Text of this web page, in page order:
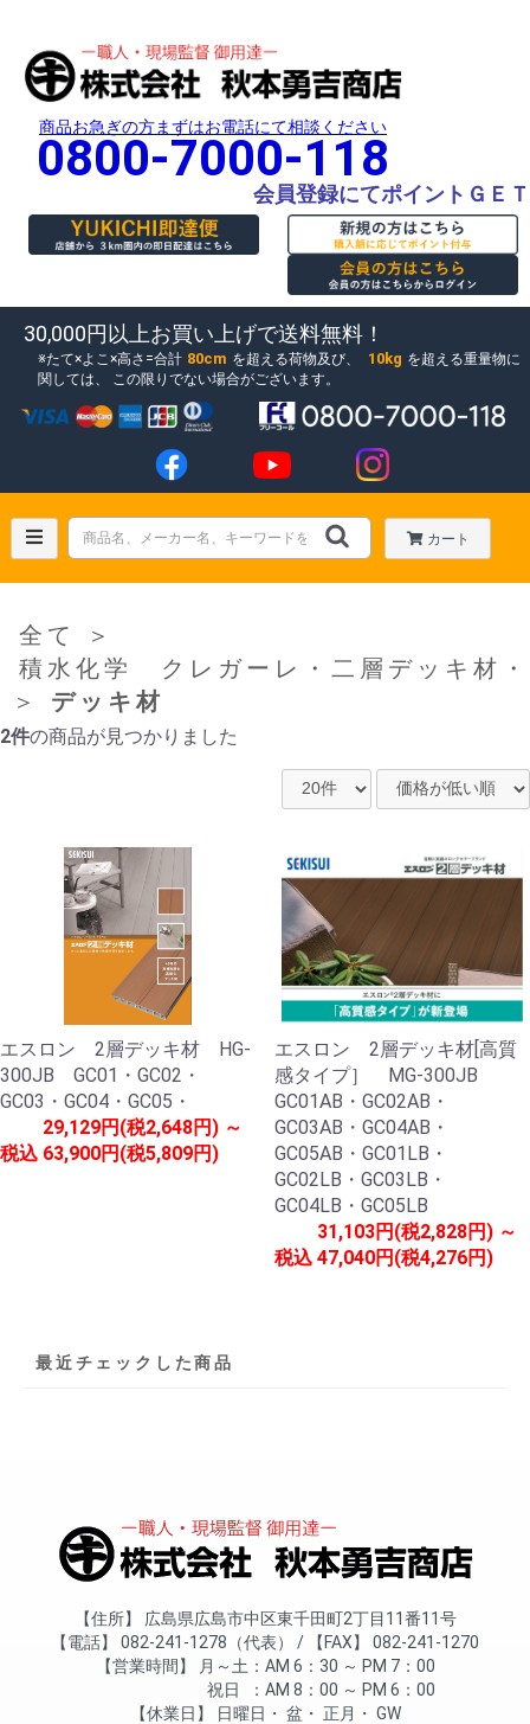
商品お急ぎの方まずはお電話にて相談ください
0800-7000-118
会員登録にてポイントＧＥＴ
30,000円以上お買い上げで送料無料！
たて×よこ×高さ=合計 80cm を超える荷物及び、 10kg を超える重量物に
関しては、
この限りでない場合がございます。
カート
全て
＞
積水化学 クレガーレ・二層デッキ材
＞
デッキ材
2件の商品が見つかりました
エスロン 2層デッキ材 HG-
300JB GC01・GC02・
GC03・GC04・GC05・
税込
29,129円(税2,648円) ～
63,900円(税5,809円)
エスロン 2層デッキ材[高質
感タイプ］ MG-300JB
GC01AB・GC02AB・
GC03AB・GC04AB・
GC05AB・GC01LB・
GC02LB・GC03LB・
GC04LB・GC05LB
税込
31,103円(税2,828円) ～
47,040円(税4,276円)
最近チェックした商品
住所
広島県広島市中区東千田町2丁目11番11号
電話
082-241-1278（代表） FAX
082-241-1270
営業時間
月～土
AM 6：30 ～ PM 7：00
祝日
AM 8：00 ～ PM 6：00
休業日
日曜日 盆 正月 GW